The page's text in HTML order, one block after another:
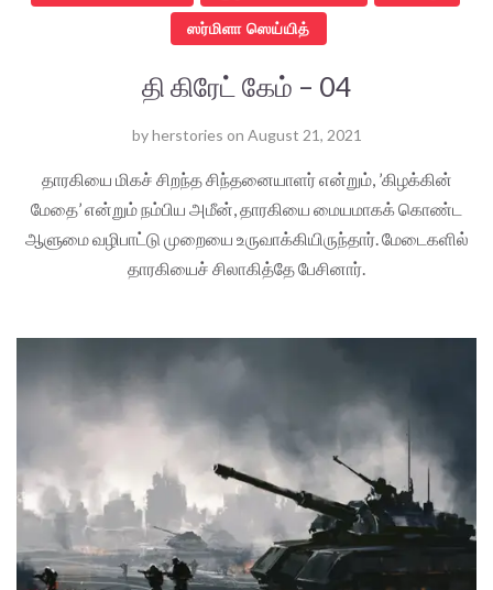
ஸர்மிளா ஸெய்யித்
தி கிரேட் கேம் – 04
byherstories on August 21, 2021
தாரகியை மிகச் சிறந்த சிந்தனையாளர் என்றும், ’கிழக்கின்
மேதை’ என்றும் நம்பிய அமீன், தாரகியை மையமாகக் கொண்ட
ஆளுமை வழிபாட்டு முறையை உருவாக்கியிருந்தார். மேடைகளில்
தாரகியைச் சிலாகித்தே பேசினார்.